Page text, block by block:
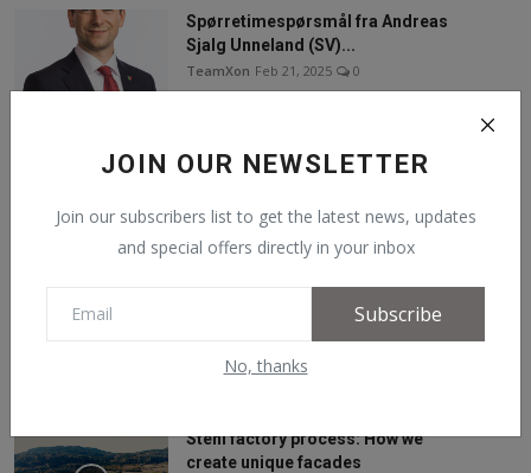
JOIN OUR NEWSLETTER
Join our subscribers list to get the latest news, updates
and special offers directly in your inbox
Subscribe
No, thanks
Spørretimespørsmål fra Andreas
Sjalg Unneland (SV)...
TeamXon Feb 21, 2025 0
Follow Us
Facebook
YouTube
Recommended Posts
Steni factory process: How we
create unique facades